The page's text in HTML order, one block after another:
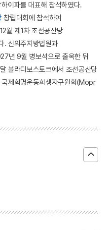
이파를 대표해 참석하였다.
창립대회에 참석하여
월 제1차 조선공산당
. 신의주지방법원과
년 9월 병보석으로 출옥한 뒤
블라디보스토크에서 조선공산당
제혁명운동희생자구원회(Mopr